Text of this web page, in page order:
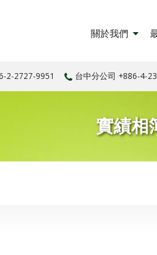
關於我們
2-2727-9951 台中分公司 +886-4-
實績相